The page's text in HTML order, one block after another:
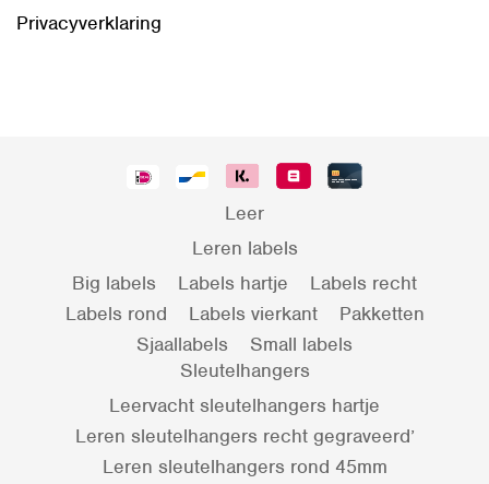
Privacyverklaring
Leer
Leren labels
Big labels
Labels hartje
Labels recht
Labels rond
Labels vierkant
Pakketten
Sjaallabels
Small labels
Sleutelhangers
Leervacht sleutelhangers hartje
Leren sleutelhangers recht gegraveerd’
Leren sleutelhangers rond 45mm